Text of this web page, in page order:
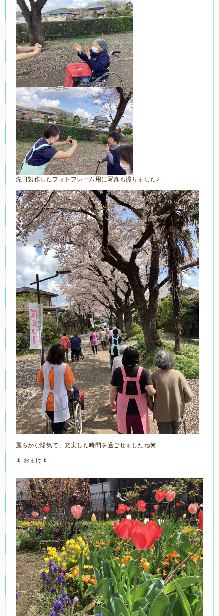
先日製作したフォトフレーム用に写真も撮りました♪
麗らかな陽気で、充実した時間を過ごせましたね💓
🌷 おまけ🌷